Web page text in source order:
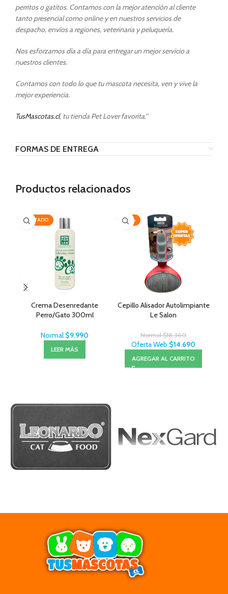
perritos o gatitos. Contamos con la mejor atención al cliente
tanto presencial como online y en nuestros servicios de
despacho, envíos a regiones, veterinaria y peluquería.
Nos esforzamos día a día para entregar un mejor servicio a
nuestros clientes.
Contamos con todo lo que tu mascota necesita, ven y vive la
mejor experiencia.
TusMascotas.cl, tu tienda Pet Lover favorita.’’
FORMAS DE ENTREGA
Productos relacionados
AGOTADO
Crema Desenredante
Perro/Gato 300ml
Normal $9.990
LEER MÁS
-20%
Cepillo Alisador Autolimpiante
Le Salon
Normal$18.360
Oferta Web $14.690
AGREGAR AL CARRITO